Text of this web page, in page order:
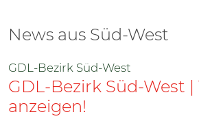
News aus Süd-West
GDL-Bezirk Süd-West
GDL-Bezirk Süd-West
anzeigen!